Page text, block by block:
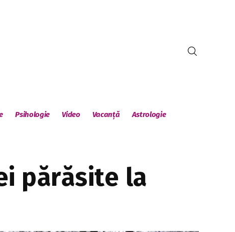
Psihologie Video Vacanță Astrologie
părăsite la